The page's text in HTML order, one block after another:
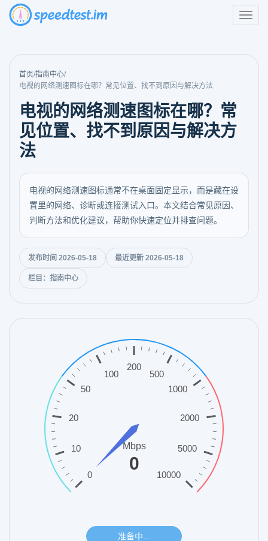
首页/指南中心/
电视的网络测速图标在哪？常见位置、找不到原因与解决方法
电视的网络测速图标在哪？常
见位置、找不到原因与解决方
法
电视的网络测速图标通常不在桌面固定显示，而是藏在设
置里的网络、诊断或连接测试入口。本文结合常见原因、
判断方法和优化建议，帮助你快速定位并排查问题。
发布时间 2026-05-18 最近更新 2026-05-18
栏目：指南中心